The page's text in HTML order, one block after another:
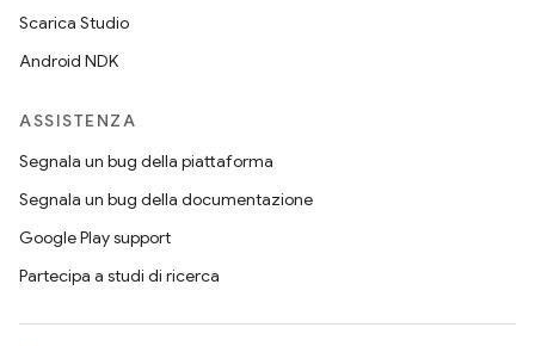
Scarica Studio
Android NDK
ASSISTENZA
Segnala un bug della piattaforma
Segnala un bug della documentazione
Google Play support
Partecipa a studi di ricerca